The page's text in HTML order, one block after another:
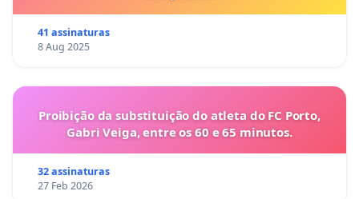
41 assinaturas
8 Aug 2025
Proibição da substituição do atleta do FC Porto,
Gabri Veiga, entre os 60 e 65 minutos.
32 assinaturas
27 Feb 2026